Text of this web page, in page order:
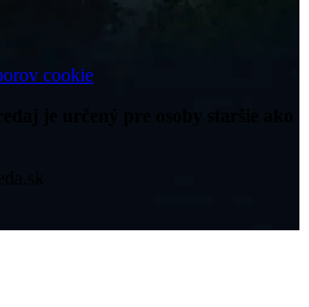
cookie